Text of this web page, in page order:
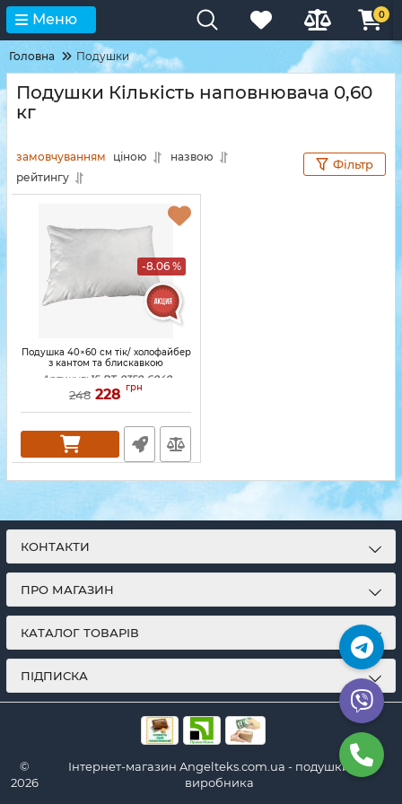
Меню 0
Головна Подушки
Подушки Кількість наповнювача 0,60
кг
замовчуванням ціною
назвою
рейтингу
Фільтр
-8.06 %
Подушка 40×60 см тік/ холофайбер
з кантом та блискавкою
Артикул: 15-PT-0350-6040
248 228 грн
КОНТАКТИ
ПРО МАГАЗИН
КАТАЛОГ ТОВАРІВ
ПІДПИСКА
©
2026
Інтернет-магазин Angelteks.com.ua - подушки від
виробника